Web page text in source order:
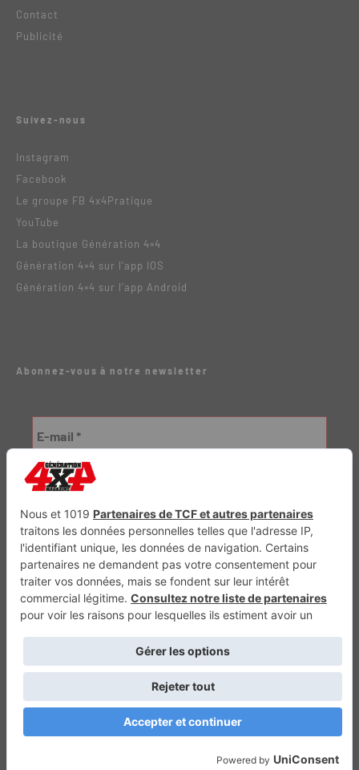
Contact
Publicité
Suivez-nous
Instagram
Facebook
Le groupe FB 4x4Pratique
YouTube
La boutique Génération 4×4
Génération 4×4 sur l’app IOS
Génération 4×4 sur l’app Android
Abonnez-vous à notre newsletter
Génération Electrique Génération Sans Permis VTTAE.fr FullAttack
Retour en haut
Depuis 2010 - Un magazine duGroupe CPPRESSE